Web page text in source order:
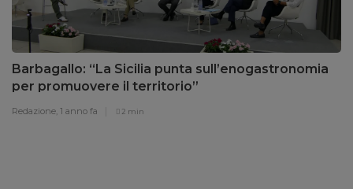
Barbagallo: “La Sicilia punta sull’enogastronomia
per promuovere il territorio”
Redazione, 1 anno fa 2 min